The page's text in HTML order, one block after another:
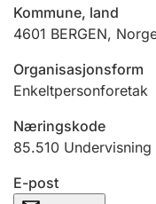
Andre tema
Kommune, land
4601 BERGEN,
Organisasjonsform
Enkeltpersonforetak
Næringskode
85.510
E-post